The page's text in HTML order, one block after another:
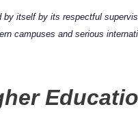
itself by its respectful
campuses and serious